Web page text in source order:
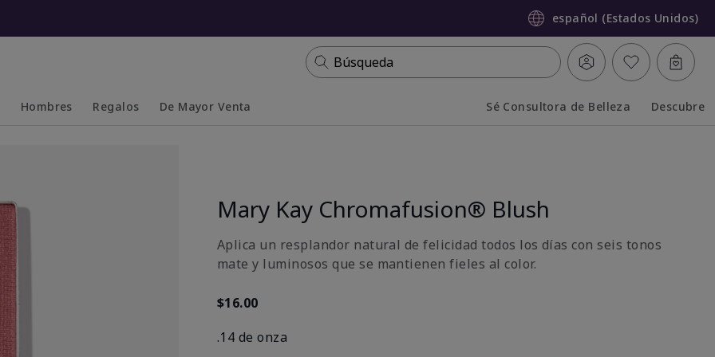
español (Estados Unidos)
Búsqueda
Hombres Regalos De Mayor Venta Sé Consultora de Belleza Descubre
Mary Kay Chromafusion® Blush
Aplica un resplandor natural de felicidad todos los días con seis tonos
mate y luminosos que se mantienen fieles al color.
$16.00
.14 de onza